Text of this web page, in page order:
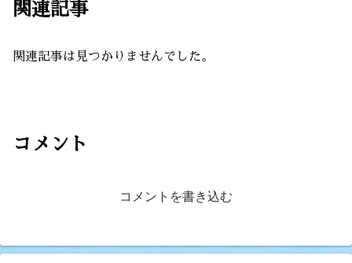
関連記事
関連記事は見つかりませんでした。
コメント
コメントを書き込む